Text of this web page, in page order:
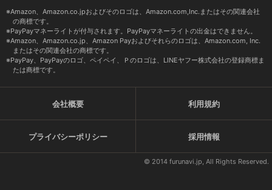
Amazon、Amazon.co.jpおよびそのロゴは、Amazon.com,Inc.またはその関連会社
の商標です。
PayPayマネーライトが付与されます。PayPayマネーライトの出金はできません。
Amazon、Amazon.co.jp、Amazon Payおよびそれらのロゴは、Amazon.com, Inc.
またはその関連会社の商標です。
PayPay、PayPayのロゴ、ペイペイ、Ｐのロゴは、LINEヤフー株式会社の登録商標ま
たは商標です。
会社概要 利用規約
プライバシーポリシー 採用情報
© 2014 furunavi.jp, All Rights Reserved.